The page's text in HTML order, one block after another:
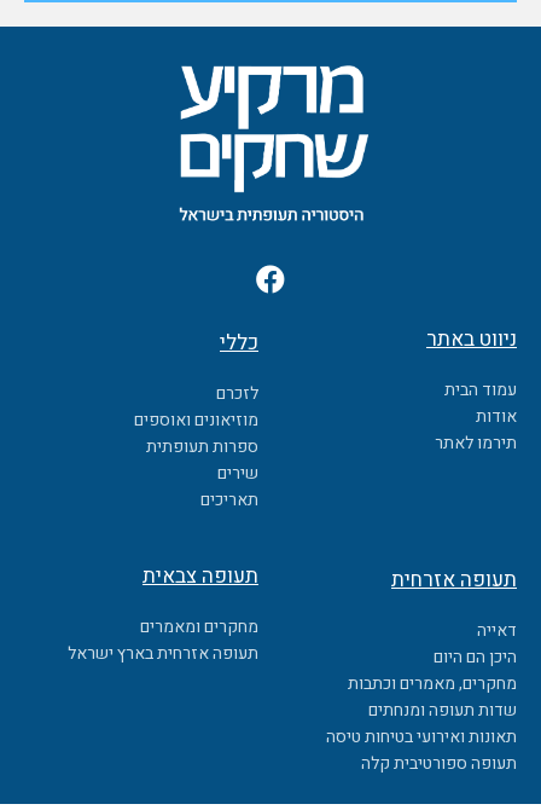
F
a
e
b
o
o
k
ניווט באתר
עמוד הבית
אודות
תירמו לאתר
כללי
לזכרם
מוזיאונים ואוספים
ספרות תעופתית
שירים
תאריכים
תעופה אזרחית
דאייה
היכן הם היום
מחקרים, מאמרים וכתבות
שדות תעופה ומנחתים
תאונות ואירועי בטיחות טיסה
תעופה ספורטיבית קלה
תעופה צבאית
מחקרים ומאמרים
תעופה אזרחית בארץ ישראל